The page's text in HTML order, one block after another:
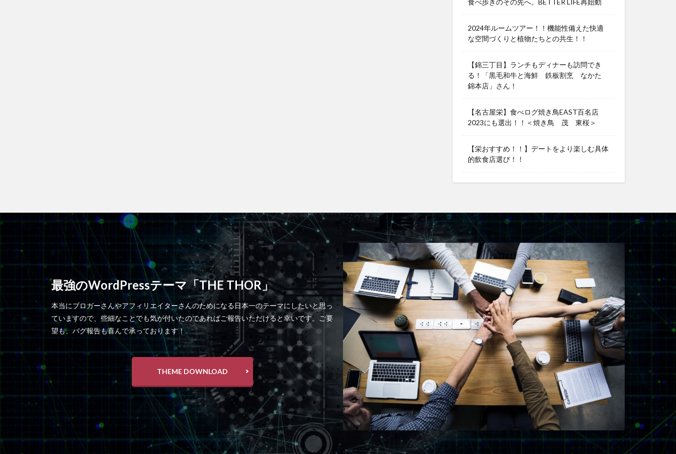
食べ歩きのその先へ。BETTER LIFE再始動
2024年ルームツアー！！機能性備えた快適
な空間づくりと植物たちとの共生！！
【錦三丁目】ランチもディナーも訪問でき
る！「黒毛和牛と海鮮 鉄板割烹 なかた
錦本店」さん！
【名古屋栄】食べログ焼き鳥EAST百名店
2023にも選出！！＜焼き鳥 茂 東桜＞
【栄おすすめ！！】デートをより楽しむ具体
的飲食店選び！！
最強のWordPressテーマ「THE THOR」
本当にブロガーさんやアフィリエイターさんのためになる日本一のテーマにしたいと思っ
ていますので、些細なことでも気が付いたのであればご報告いただけると幸いです。ご要
望も、バグ報告も喜んで承っております！
THEME DOWNLOAD